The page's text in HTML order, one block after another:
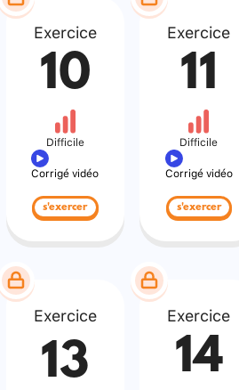
Exercice
10
Difficile
Corrigé vidéo
s'exercer
Exercice
11
Difficile
Corrigé vidéo
s'exercer
Exercice
13
Exercice
14